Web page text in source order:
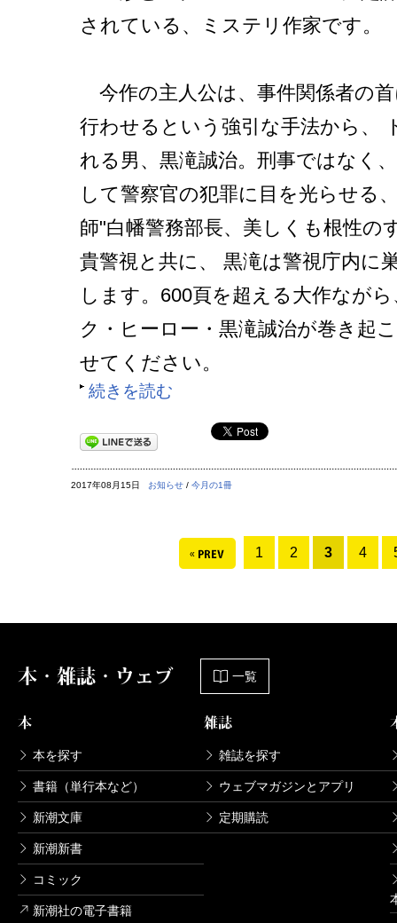
されている、ミステリ作家です。
今作の主人公は、事件関係者の
行わせるという強引な手法から、
れる男、黒滝誠治。刑事ではなく
して警察官の犯罪に目を光らせる
師"白幡警務部長、美しくも根性の
貴警視と共に、 黒滝は警視庁内に
します。600頁を超える大作なが
ク・ヒーロー・黒滝誠治が巻き起
せてください。
続きを読む
2017年08月15日 お知らせ / 今月の1冊
1 2 3 4
本・雑誌・ウェブ 一覧
本
本を探す
書籍（単行本など）
新潮文庫
新潮新書
コミック
新潮社の電子書籍
雑誌
雑誌を探す
ウェブマガジンとアプリ
定期購読